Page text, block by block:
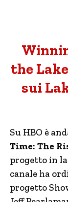
the
sui
Su HBO è
Time: The
progetto in
canale ha
progetto